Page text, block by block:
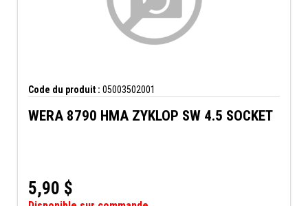
Code du produit : 05003502001
WERA 8790 HMA ZYKLOP SW 4.5 SOCKET
5,90 $